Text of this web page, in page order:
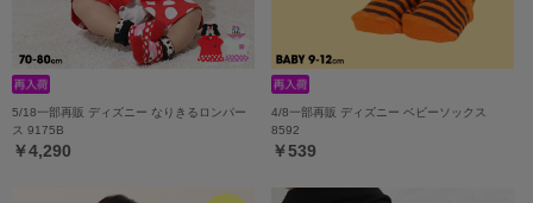
5/18一部再販 ディズニー なりきるロンパー
ス 9175B
￥4,290
4/8一部再販 ディズニー ベビーソックス
8592
￥539